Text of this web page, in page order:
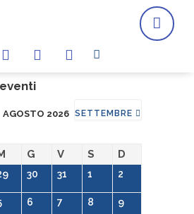
AGOSTO 2026 SETTEMBRE
G V S D
30 31 1 2
6 7 8 9